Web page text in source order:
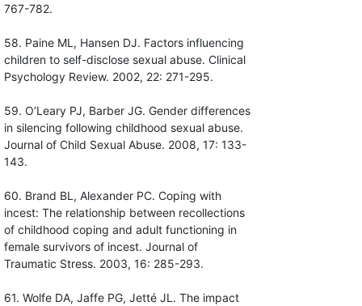
767-782.
58. Paine ML, Hansen DJ. Factors influencing
children to self-disclose sexual abuse. Clinical
Psychology Review. 2002, 22: 271-295.
59. O’Leary PJ, Barber JG. Gender differences
in silencing following childhood sexual abuse.
Journal of Child Sexual Abuse. 2008, 17: 133-
143.
60. Brand BL, Alexander PC. Coping with
incest: The relationship between recollections
of childhood coping and adult functioning in
female survivors of incest. Journal of
Traumatic Stress. 2003, 16: 285-293.
61. Wolfe DA, Jaffe PG, Jetté JL. The impact